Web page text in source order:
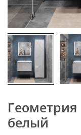
Геометрия
белый